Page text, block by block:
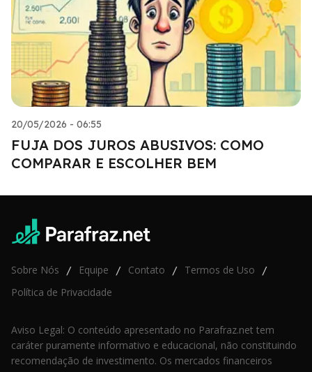
20/05/2026 - 06:55
FUJA DOS JUROS ABUSIVOS: COMO
COMPARAR E ESCOLHER BEM
Sobre Nós / Equipe / Contato / Termos de Uso /
Política de Privacidade
Aviso Legal: O conteúdo apresentado no Parafraz.net tem
caráter puramente informativo e educacional, não constituindo
recomendação de investimento. Os mercados financeiros